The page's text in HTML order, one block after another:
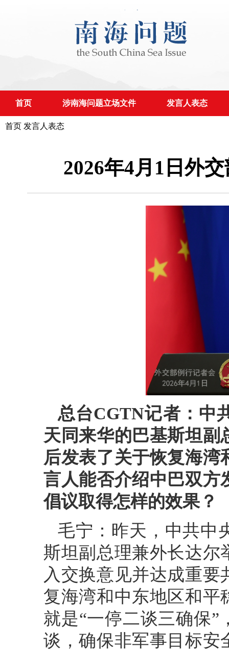
首页 涉南海问题立场文件 发言人表态
首页 发言人表态
2026年4月1日外
总台CGTN记者：中
天同来华的巴基斯坦副
后发表了关于恢复海
言人能否介绍中巴双方
倡议取得怎样的效果？
毛宁：昨天，中共中
斯坦副总理兼外长达尔
入交换意见并达成重
复海湾和中东地区和平
就是“一停二谈三确保
谈，确保非军事目标安